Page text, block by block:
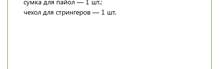
чехол для стрингеров — 1 шт.